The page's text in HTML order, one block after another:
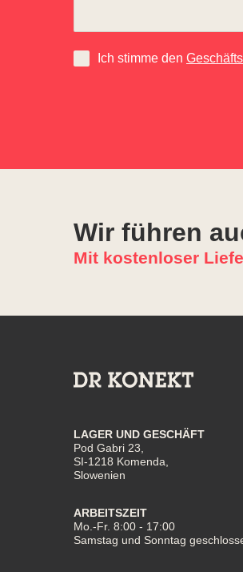
Ich stimme den
Wir führen
Mit kostenloser
LAGER UND GESCHÄFT
Pod Gabri 23,
SI-1218 Komenda,
Slowenien
ARBEITSZEIT
Mo.-Fr. 8:00 - 17:00
Samstag und Sonntag